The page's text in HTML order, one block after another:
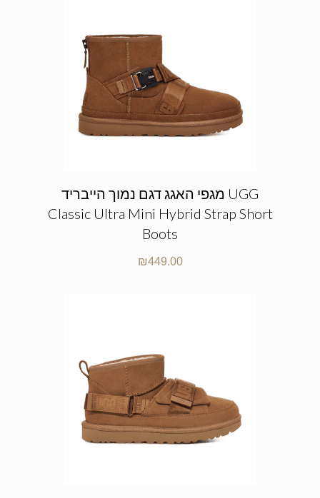
מגפי האגג דגם נמוך הייבריד UGG
Classic Ultra Mini Hybrid Strap Short
Boots
₪449.00